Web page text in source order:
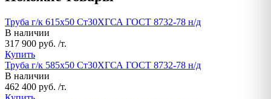
Труба г/к 615х50 Ст30ХГСА ГОСТ 8732-78 н/д
В наличии
317 900 руб. /т.
Купить
Труба г/к 585х50 Ст30ХГСА ГОСТ 8732-78 н/д
В наличии
462 400 руб. /т.